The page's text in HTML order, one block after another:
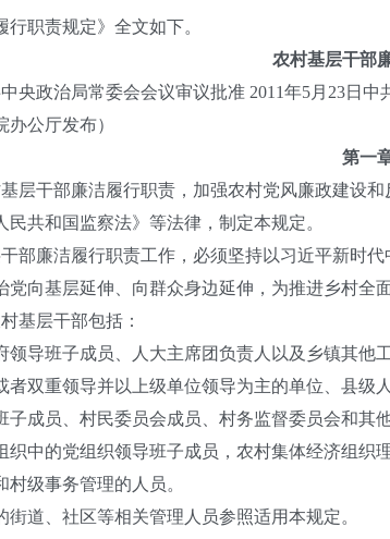
职责规定》全文如下。
农村基层干部
政治局常委会会议审议批准 2011年5月23日中
公厅发布）
第一
干部廉洁履行职责，加强农村党风廉政建设和
共和国监察法》等法律，制定本规定。
廉洁履行职责工作，必须坚持以习近平新时代
党向基层延伸、向群众身边延伸，为推进乡村全
层干部包括：
班子成员、人大主席团负责人以及乡镇其他工
重领导并以上级单位领导为主的单位、县级人
员、村民委员会成员、村务监督委员会和其
的党组织领导班子成员，农村集体经济组织
级事务管理的人员。
道、社区等相关管理人员参照适用本规定。